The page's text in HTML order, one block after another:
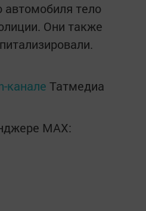
автомобиля тело
Они также
канале Татмедиа
MАХ: